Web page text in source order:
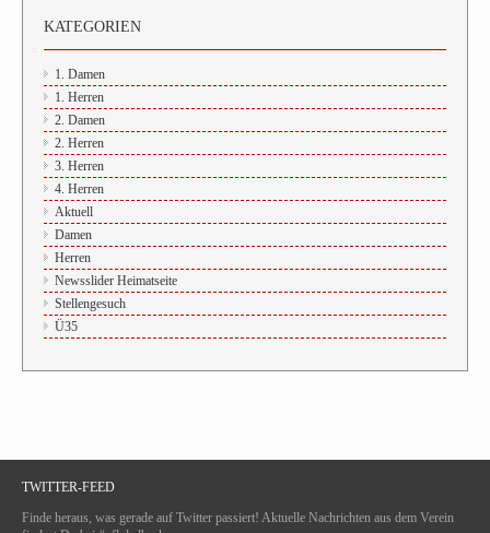
KATEGORIEN
1. Damen
1. Herren
2. Damen
2. Herren
3. Herren
4. Herren
Aktuell
Damen
Herren
Newsslider Heimatseite
Stellengesuch
Ü35
TWITTER-FEED
Finde heraus, was gerade auf Twitter passiert! Aktuelle Nachrichten aus dem Verein